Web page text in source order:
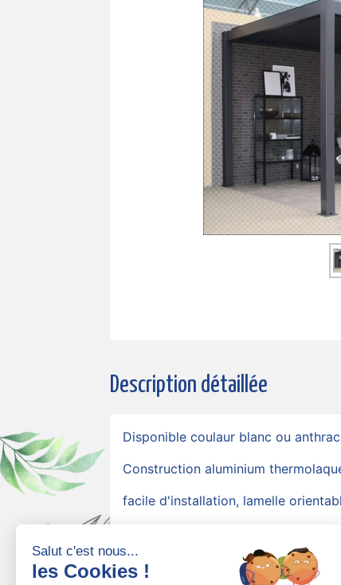
Disponible coulaur blanc ou
Construction aluminium
facile d'installation, lamelle
Salut c'est nous...
les Cookies !